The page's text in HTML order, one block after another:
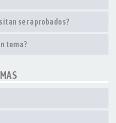
ser aprobados?
tema?